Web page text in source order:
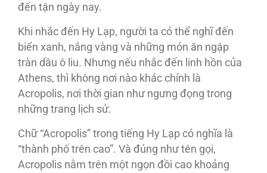
đến tận ngày nay.
Khi nhắc đến Hy Lạp, người ta có thể nghĩ đến
biển xanh, nắng vàng và những món ăn ngập
tràn dầu ô liu. Nhưng nếu nhắc đến linh hồn của
Athens, thì không nơi nào khác chính là
Acropolis, nơi thời gian như ngưng đọng trong
những trang lịch sử.
Chữ “Acropolis” trong tiếng Hy Lạp có nghĩa là
“thành phố trên cao”. Và đúng như tên gọi,
Acropolis nằm trên một ngọn đồi cao khoảng